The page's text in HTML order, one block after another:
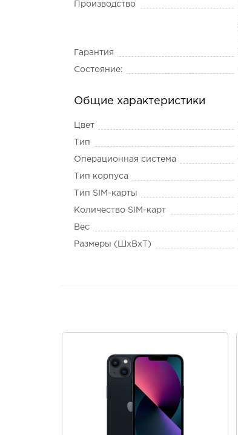
Производство
Гарантия
Состояние:
Общие характеристики
Цвет
Тип
Операционная система
Тип корпуса
Тип SIM-карты
Количество SIM-карт
Вес
Размеры (ШxВxТ)